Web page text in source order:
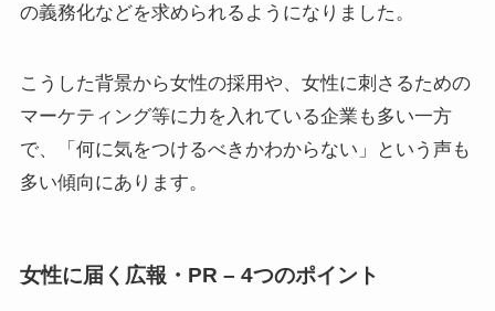
の義務化などを求められるようになりました。
こうした背景から女性の採用や、女性に刺さるための
マーケティング等に力を入れている企業も多い一方
で、「何に気をつけるべきかわからない」という声も
多い傾向にあります。
女性に届く広報・PR – 4つのポイント